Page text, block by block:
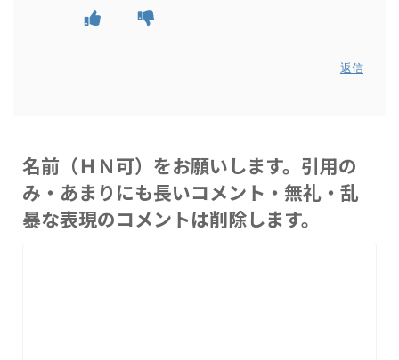
返信
名前（ＨＮ可）をお願いします。引用の
み・あまりにも長いコメント・無礼・乱
暴な表現のコメントは削除します。